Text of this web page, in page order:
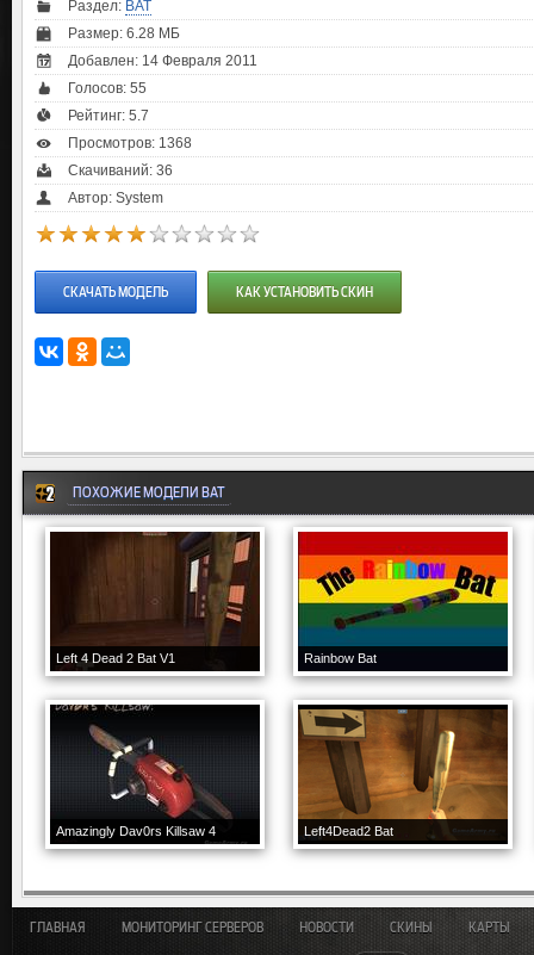
Раздел: BAT
Размер: 6.28 МБ
Добавлен: 14 Февраля 2011
Голосов: 55
Рейтинг: 5.7
Просмотров: 1368
Скачиваний: 36
Автор: System
СКАЧАТЬ МОДЕЛЬ КАК УСТАНОВИТЬ СКИН
ПОХОЖИЕ МОДЕЛИ BAT
Left 4 Dead 2 Bat V1 Rainbow Bat
Amazingly Dav0rs Killsaw 4 Left4Dead2 Bat
ГЛАВНАЯ МОНИТОРИНГ СЕРВЕРОВ НОВОСТИ СКИНЫ КАРТЫ